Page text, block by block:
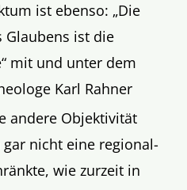
ist ebenso: „Die
Glaubens ist die
mit und unter dem
Karl Rahner
andere Objektivität
nicht eine regional-
wie zurzeit in